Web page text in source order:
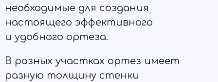
необходимые для создания
настоящего эффективного
и удобного ортеза.
В разных участках ортез имеет
разную толщину стенки